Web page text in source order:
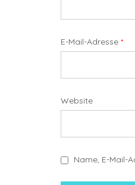
E-Mail-Adresse *
Website
Name, E-Mail-